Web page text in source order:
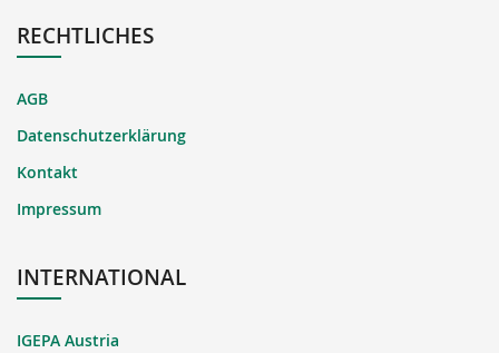
RECHTLICHES
AGB
Datenschutzerklärung
Kontakt
Impressum
INTERNATIONAL
IGEPA Austria